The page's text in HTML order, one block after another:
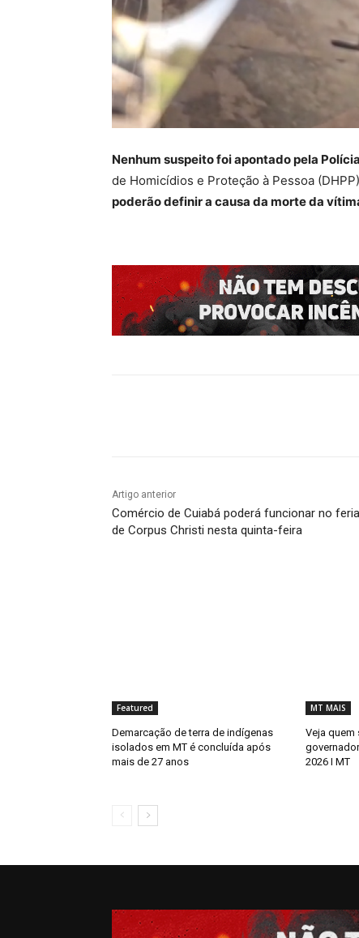
Nenhum suspeito foi apontado pela
de Homicídios e Proteção à Pessoa
poderão definir a causa da morte da
Artigo anterior
Comércio de Cuiabá poderá funcionar no
de Corpus Christi nesta quinta-feira
Featured
Demarcação de terra de indígenas
isolados em MT é concluída após
mais de 27 anos
MT MAIS
Veja
2026 I MT